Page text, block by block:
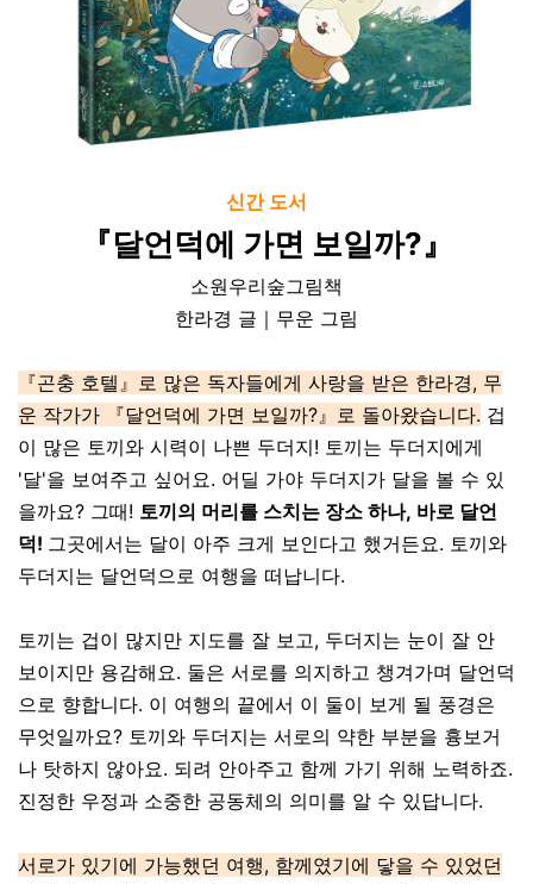
신간 도서
『달언덕에 가면 보일까?』
소원우리숲그림책
한라경 글｜무운 그림
『곤충 호텔』로 많은 독자들에게 사랑을 받은 한라경, 무
운 작가가 『달언덕에 가면 보일까?』로 돌아왔습니다. 겁
이 많은 토끼와 시력이 나쁜 두더지! 토끼는 두더지에게
'달'을 보여주고 싶어요. 어딜 가야 두더지가 달을 볼 수 있
을까요? 그때! 토끼의 머리를 스치는 장소 하나, 바로 달언
덕! 그곳에서는 달이 아주 크게 보인다고 했거든요. 토끼와
두더지는 달언덕으로 여행을 떠납니다.
토끼는 겁이 많지만 지도를 잘 보고, 두더지는 눈이 잘 안
보이지만 용감해요. 둘은 서로를 의지하고 챙겨가며 달언덕
으로 향합니다. 이 여행의 끝에서 이 둘이 보게 될 풍경은
무엇일까요? 토끼와 두더지는 서로의 약한 부분을 흉보거
나 탓하지 않아요. 되려 안아주고 함께 가기 위해 노력하죠.
진정한 우정과 소중한 공동체의 의미를 알 수 있답니다.
서로가 있기에 가능했던 여행, 함께였기에 닿을 수 있었던